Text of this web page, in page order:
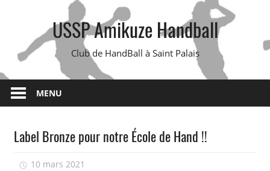
USSP Amikuze Handball
Club de HandBall à Saint Palais
MENU
Label Bronze pour notre École de Hand !!
10 mars 2021